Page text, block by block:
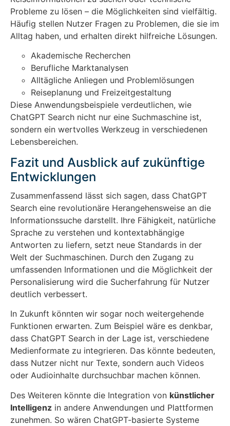
Probleme zu lösen – die Möglichkeiten sind vielfältig.
Häufig stellen Nutzer Fragen zu Problemen, die sie im
Alltag haben, und erhalten direkt hilfreiche Lösungen.
Akademische Recherchen
Berufliche Marktanalysen
Alltägliche Anliegen und Problemlösungen
Reiseplanung und Freizeitgestaltung
Diese Anwendungsbeispiele verdeutlichen, wie
ChatGPT Search nicht nur eine Suchmaschine ist,
sondern ein wertvolles Werkzeug in verschiedenen
Lebensbereichen.
Fazit und Ausblick auf zukünftige
Entwicklungen
Zusammenfassend lässt sich sagen, dass ChatGPT
Search eine revolutionäre Herangehensweise an die
Informationssuche darstellt. Ihre Fähigkeit, natürliche
Sprache zu verstehen und kontextabhängige
Antworten zu liefern, setzt neue Standards in der
Welt der Suchmaschinen. Durch den Zugang zu
umfassenden Informationen und die Möglichkeit der
Personalisierung wird die Sucherfahrung für Nutzer
deutlich verbessert.
In Zukunft könnten wir sogar noch weitergehende
Funktionen erwarten. Zum Beispiel wäre es denkbar,
dass ChatGPT Search in der Lage ist, verschiedene
Medienformate zu integrieren. Das könnte bedeuten,
dass Nutzer nicht nur Texte, sondern auch Videos
oder Audioinhalte durchsuchbar machen können.
Des Weiteren könnte die Integration von künstlicher
Intelligenz in andere Anwendungen und Plattformen
zunehmen. So wären ChatGPT-basierte Systeme